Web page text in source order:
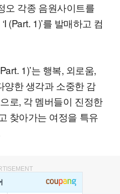
오 각종 음원사이트를
(Part. 1)’를 발매하고 컴
1)’는 행복, 외로움,
양한 생각과 소중한 감
로, 각 멤버들이 진정한
찾아가는 여정을 특유